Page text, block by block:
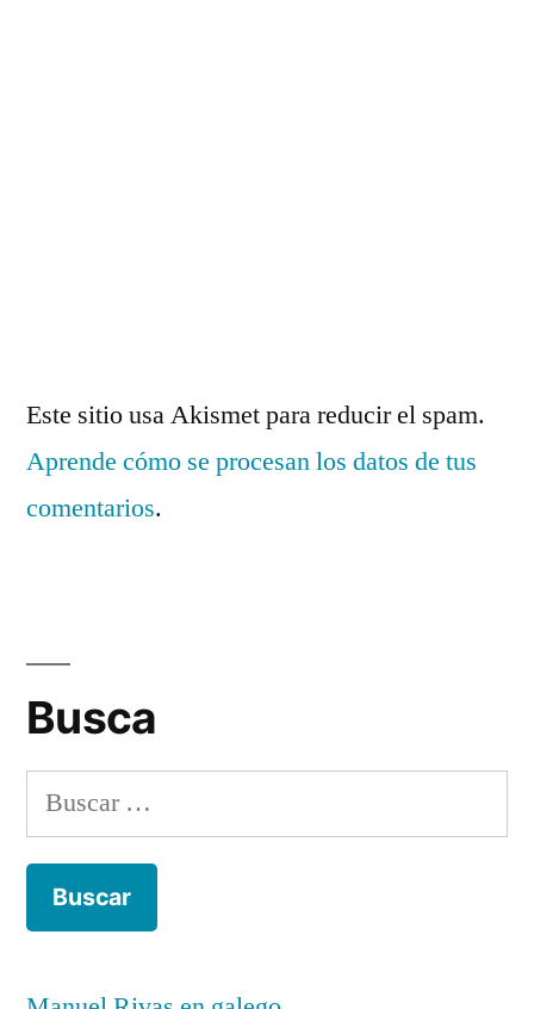
Este sitio usa Akismet para reducir el spam.
Aprende cómo se procesan los datos de tus
comentarios.
Busca
Buscar: